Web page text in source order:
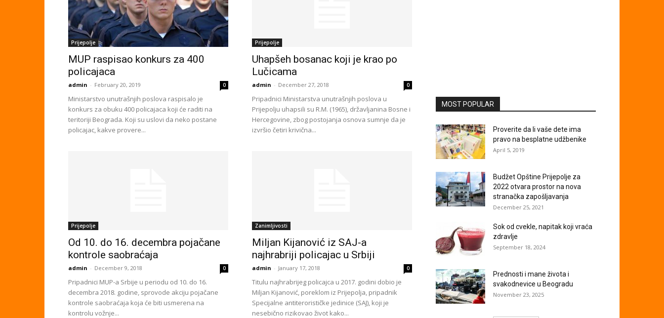
Prijepolje
MUP raspisao konkurs za 400
policajaca
admin - February 20, 2019 0
Ministarstvo unutrašnjih poslova raspisalo je
konkurs za obuku 400 policajaca koji će raditi na
teritoriji Beograda. Koji su uslovi da neko postane
policajac, kakve provere...
Prijepolje
Uhapšeh bosanac koji je krao po
Lučicama
admin - December 27, 2018 0
Pripadnici Ministarstva unutrašnjih poslova u
Prijepolju uhapsili su R.M. (1965), državljanina Bosne i
Hercegovine, zbog postojanja osnova sumnje da je
izvršio četiri krivična...
Prijepolje
Od 10. do 16. decembra pojačane
kontrole saobraćaja
admin - December 9, 2018 0
Pripadnici MUP-a Srbije u periodu od 10. do 16.
decembra 2018. godine, sprovode akciju pojačane
kontrole saobraćaja koja će biti usmerena na
kontrolu vožnje...
Zanimljivosti
Miljan Kijanović iz SAJ-a
najhrabriji policajac u Srbiji
admin - January 17, 2018 0
Titulu najhrabrijeg policajca u 2017. godini dobio je
Miljan Kijanović, poreklom iz Prijepolja, pripadnik
Specijalne antiterorističke jedinice (SAJ), koji je
nesebično rizikovao život kako...
MOST POPULAR
Proverite da li vaše dete ima
pravo na besplatne udžbenike
April 5, 2019
Budžet Opštine Prijepolje za
2022 otvara prostor na nova
stranačka zapošljavanja
December 25, 2021
Sok od cvekle, napitak koji vraća
zdravlje
September 18, 2024
Prednosti i mane života i
svakodnevice u Beogradu
November 23, 2025